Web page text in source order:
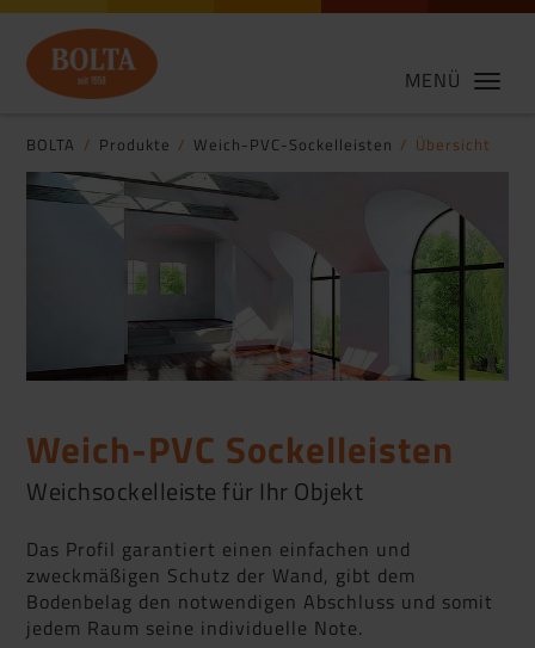
MENÜ
BOLTA Produkte Weich-PVC-Sockelleisten Übersicht
Weich-PVC Sockelleisten
Weichsockelleiste für Ihr Objekt
Das Profil garantiert einen einfachen und
zweckmäßigen Schutz der Wand, gibt dem
Bodenbelag den notwendigen Abschluss und somit
jedem Raum seine individuelle Note.